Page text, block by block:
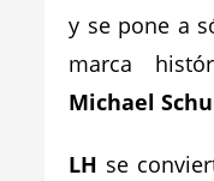
y se pone a
marca
Michael
LH se